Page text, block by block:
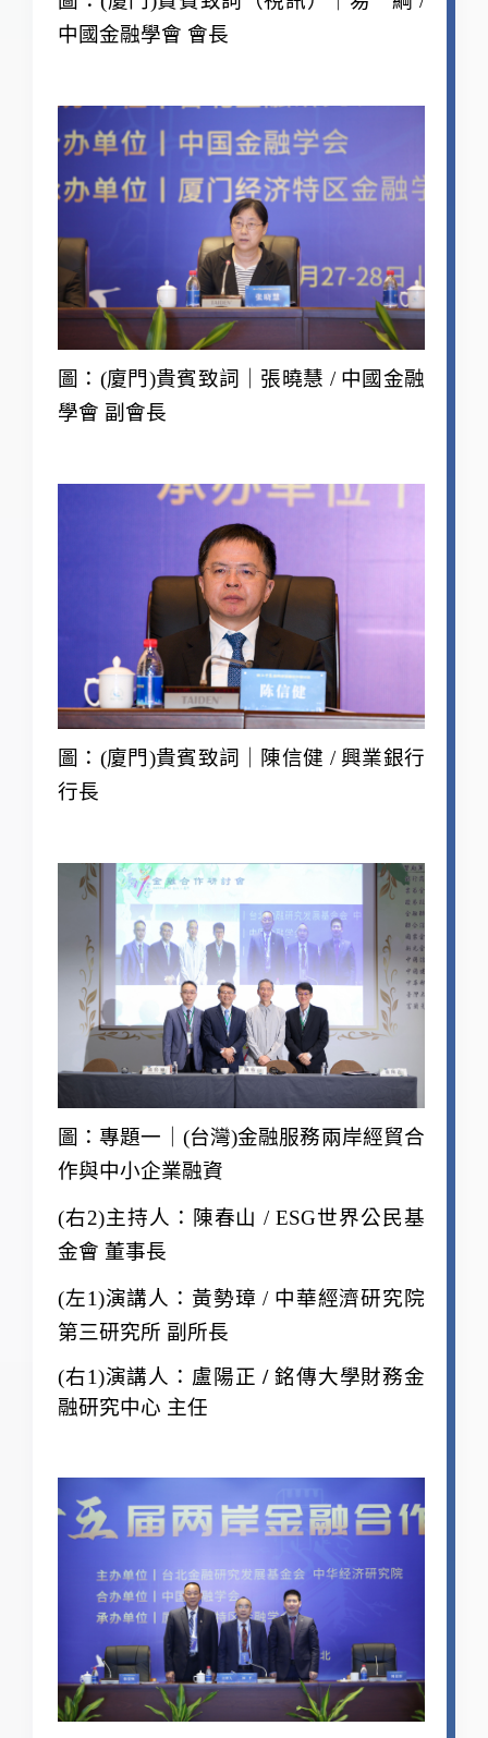
中國金融學會 會長
圖：(廈門)貴賓致詞｜張曉慧 / 中國金融
學會 副會長
圖：(廈門)貴賓致詞｜陳信健 / 興業銀行
行長
圖：專題一｜(台灣)金融服務兩岸經貿合
作與中小企業融資
(右2)主持人：陳春山 / ESG世界公民基
金會 董事長
(左1)演講人：黃勢璋 / 中華經濟研究院
第三研究所 副所長
(右1)演講人： 盧陽正/銘傳大學財務金
融研究中心 主任